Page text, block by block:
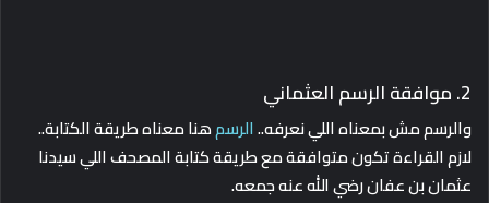
2. موافقة الرسم العثماني
والرسم مش بمعناه اللي نعرفه..الرسمهنا معناه طريقة الكتابة..
لازم القراءة تكون متوافقة مع طريقة كتابة المصحف اللي سيدنا
عثمان بن عفان رضي الله عنه جمعه.